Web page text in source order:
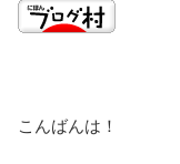
こんばんは！